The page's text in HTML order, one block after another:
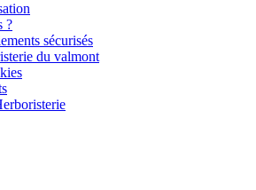
?
sécurisés
du valmont